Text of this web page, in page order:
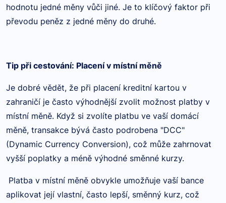
hodnotu jedné měny vůči jiné. Je to klíčový faktor při
převodu peněz z jedné měny do druhé.
Tip při cestování: Placení v místní měně
Je dobré vědět, že při placení kreditní kartou v
zahraničí je často výhodnější zvolit možnost platby v
místní měně. Když si zvolíte platbu ve vaší domácí
měně, transakce bývá často podrobena "DCC"
(Dynamic Currency Conversion), což může zahrnovat
vyšší poplatky a méně výhodné směnné kurzy.
Platba v místní měně obvykle umožňuje vaší bance
aplikovat její vlastní, často lepší, směnný kurz, což